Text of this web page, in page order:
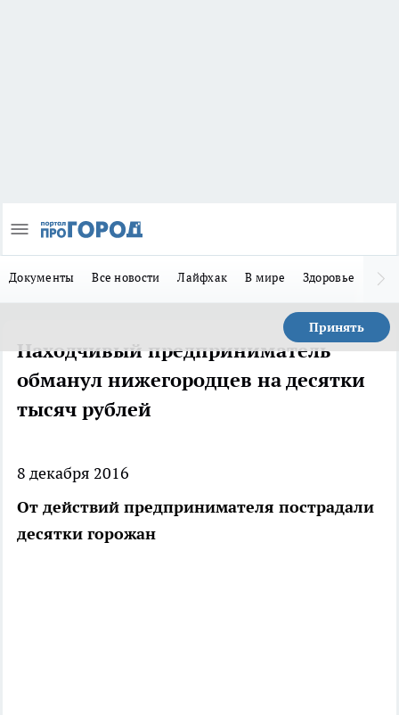
Документы Все новости Лайфхак В мире Здоровье
Принять
Находчивый предприниматель
обманул нижегородцев на десятки
тысяч рублей
8 декабря 2016
От действий предпринимателя пострадали
десятки горожан